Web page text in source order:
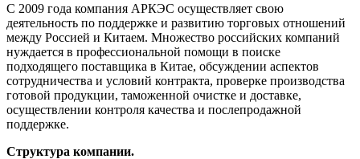
С 2009 года компания АРКЭС осуществляет свою
деятельность по поддержке и развитию торговых отношений
между Россией и Китаем. Множество российских компаний
нуждается в профессиональной помощи в поиске
подходящего поставщика в Китае, обсуждении аспектов
сотрудничества и условий контракта, проверке производства
готовой продукции, таможенной очистке и доставке,
осуществлении контроля качества и послепродажной
поддержке.
Структура компании.